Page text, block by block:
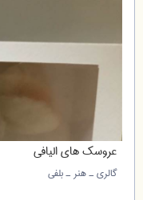
عروسک های الیافی
گالری ـ هنر ـ بلفی